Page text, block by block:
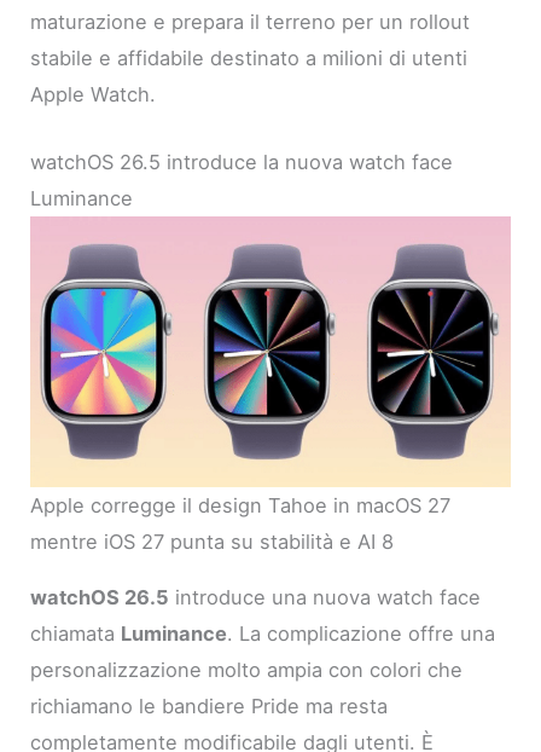
maturazione e prepara il terreno per un rollout
stabile e affidabile destinato a milioni di utenti
Apple Watch.
watchOS 26.5 introduce la nuova watch face
Luminance
Apple corregge il design Tahoe in macOS 27
mentre iOS 27 punta su stabilità e AI 8
watchOS 26.5 introduce una nuova watch face
chiamata Luminance. La complicazione offre una
personalizzazione molto ampia con colori che
richiamano le bandiere Pride ma resta
completamente modificabile dagli utenti. È